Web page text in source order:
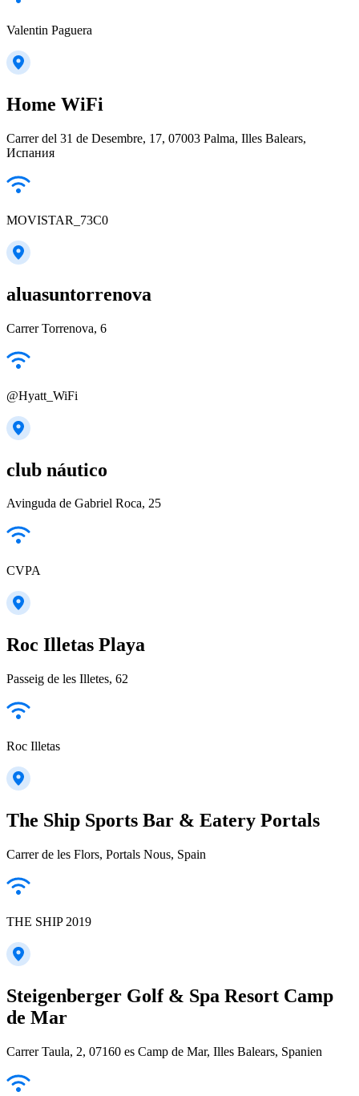
Valentin Paguera
Home WiFi
Carrer del 31 de Desembre, 17, 07003 Palma, Illes Balears,
Испания
MOVISTAR_73C0
aluasuntorrenova
Carrer Torrenova, 6
@Hyatt_WiFi
club náutico
Avinguda de Gabriel Roca, 25
CVPA
Roc Illetas Playa
Passeig de les Illetes, 62
Roc Illetas
The Ship Sports Bar & Eatery Portals
Carrer de les Flors, Portals Nous, Spain
THE SHIP 2019
Steigenberger Golf & Spa Resort Camp
de Mar
Carrer Taula, 2, 07160 es Camp de Mar, Illes Balears, Spanien